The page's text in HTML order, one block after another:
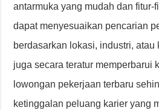
antarmuka yang mudah dan fitur-
dapat menyesuaikan pencarian
berdasarkan lokasi, industri, atau
juga secara teratur memperbarui
lowongan pekerjaan terbaru
ketinggalan peluang karier yang